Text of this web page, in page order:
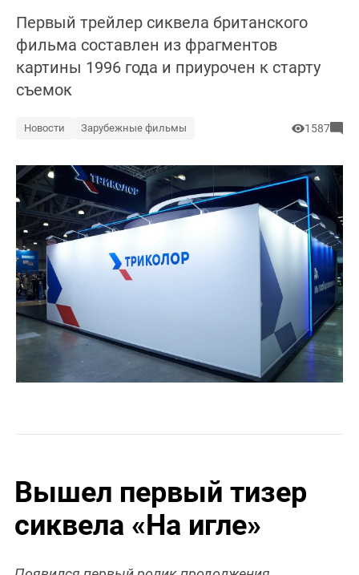
Первый трейлер сиквела британского
фильма составлен из фрагментов
картины 1996 года и приурочен к старту
съемок
Новости Зарубежные фильмы 1587
Вышел первый тизер
сиквела «На игле»